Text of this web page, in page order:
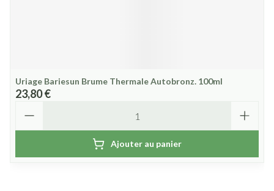
Uriage Bariesun Brume Thermale Autobronz. 100ml
23,80 €
Ajouter au panier